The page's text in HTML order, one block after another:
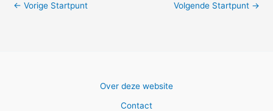
← Vorige Startpunt Volgende Startpunt →
Over deze website
Contact